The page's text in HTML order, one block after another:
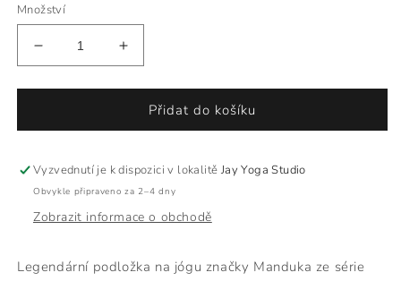
Množství
množství
produktu
Manduka
6mm
akvamarínová
Zvýšit
množství
produktu
Jógamatka
Manduka
6mm
akvamarínová
Přidat do košíku
Vyzvednutí je k dispozici v lokalitě Jay Yoga Studio
Obvykle připraveno za 2–4 dny
Zobrazit informace o obchodě
Legendární podložka na jógu značky Manduka ze série